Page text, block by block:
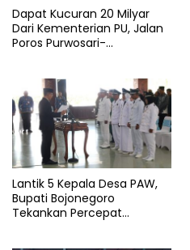
Dapat Kucuran 20 Milyar
Dari Kementerian PU, Jalan
Poros Purwosari-
Lantik 5 Kepala Desa PAW,
Bupati Bojonegoro
Tekankan Percepat